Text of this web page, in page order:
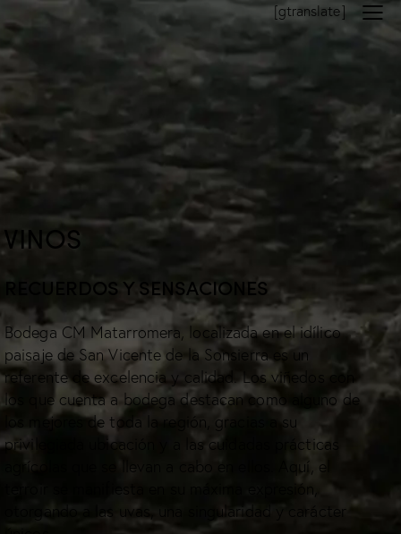
[gtranslate]
VINOS
RECUERDOS Y SENSACIONES
Bodega CM Matarromera, localizada en el idílico
paisaje de San Vicente de la Sonsierra es un
referente de excelencia y calidad. Los viñedos con
los que cuenta a bodega destacan como alguno de
los mejores de toda la región, gracias a su
privilegiada ubicación y a las cuidadas prácticas
agrícolas que se llevan a cabo en ellos. Aquí, el
terroir se manifiesta en su máxima expresión,
otorgando a las uvas, una singularidad y carácter